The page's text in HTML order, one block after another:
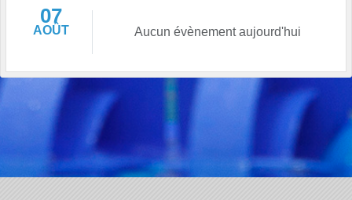
07
AOÛT Aucun évènement aujourd'hui